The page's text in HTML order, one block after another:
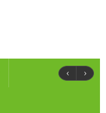
‹ ›